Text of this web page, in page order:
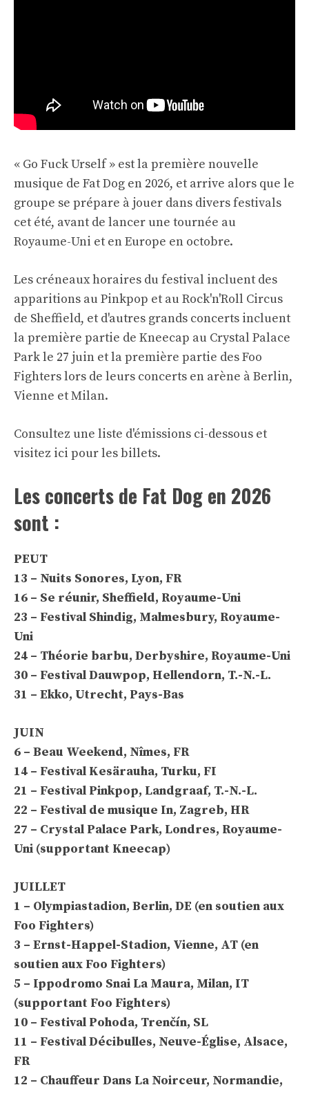
« Go Fuck Urself » est la première nouvelle
musique de Fat Dog en 2026, et arrive alors que le
groupe se prépare à jouer dans divers festivals
cet été, avant de lancer une tournée au
Royaume-Uni et en Europe en octobre.
Les créneaux horaires du festival incluent des
apparitions au Pinkpop et au Rock'n'Roll Circus
de Sheffield, et d'autres grands concerts incluent
la première partie de Kneecap au Crystal Palace
Park le 27 juin et la première partie des Foo
Fighters lors de leurs concerts en arène à Berlin,
Vienne et Milan.
Consultez une liste d'émissions ci-dessous et
visitez ici pour les billets.
Les concerts de Fat Dog en 2026
sont :
PEUT
13 – Nuits Sonores, Lyon, FR
16 – Se réunir, Sheffield, Royaume-Uni
23 – Festival Shindig, Malmesbury, Royaume-
Uni
24 – Théorie barbu, Derbyshire, Royaume-Uni
30 – Festival Dauwpop, Hellendorn, T.-N.-L.
31 – Ekko, Utrecht, Pays-Bas
JUIN
6 – Beau Weekend, Nîmes, FR
14 – Festival Kesärauha, Turku, FI
21 – Festival Pinkpop, Landgraaf, T.-N.-L.
22 – Festival de musique In, Zagreb, HR
27 – Crystal Palace Park, Londres, Royaume-
Uni (supportant Kneecap)
JUILLET
1 – Olympiastadion, Berlin, DE (en soutien aux
Foo Fighters)
3 – Ernst-Happel-Stadion, Vienne, AT (en
soutien aux Foo Fighters)
5 – Ippodromo Snai La Maura, Milan, IT
(supportant Foo Fighters)
10 – Festival Pohoda, Trenčín, SL
11 – Festival Décibulles, Neuve-Église, Alsace,
FR
12 – Chauffeur Dans La Noirceur, Normandie,